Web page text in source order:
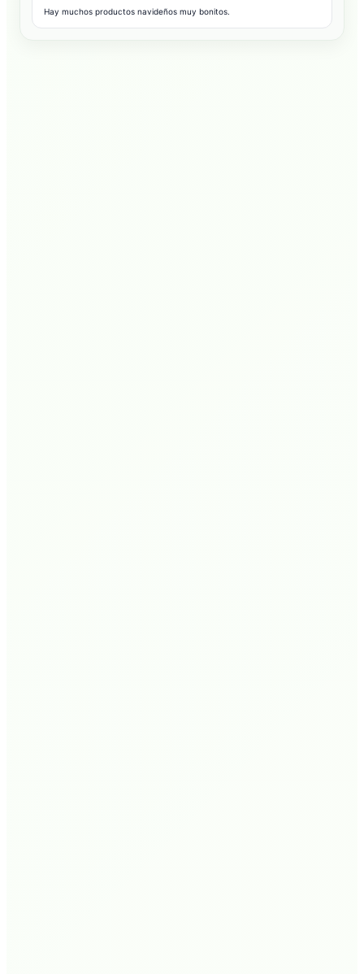
Hay muchos productos navideños muy bonitos.